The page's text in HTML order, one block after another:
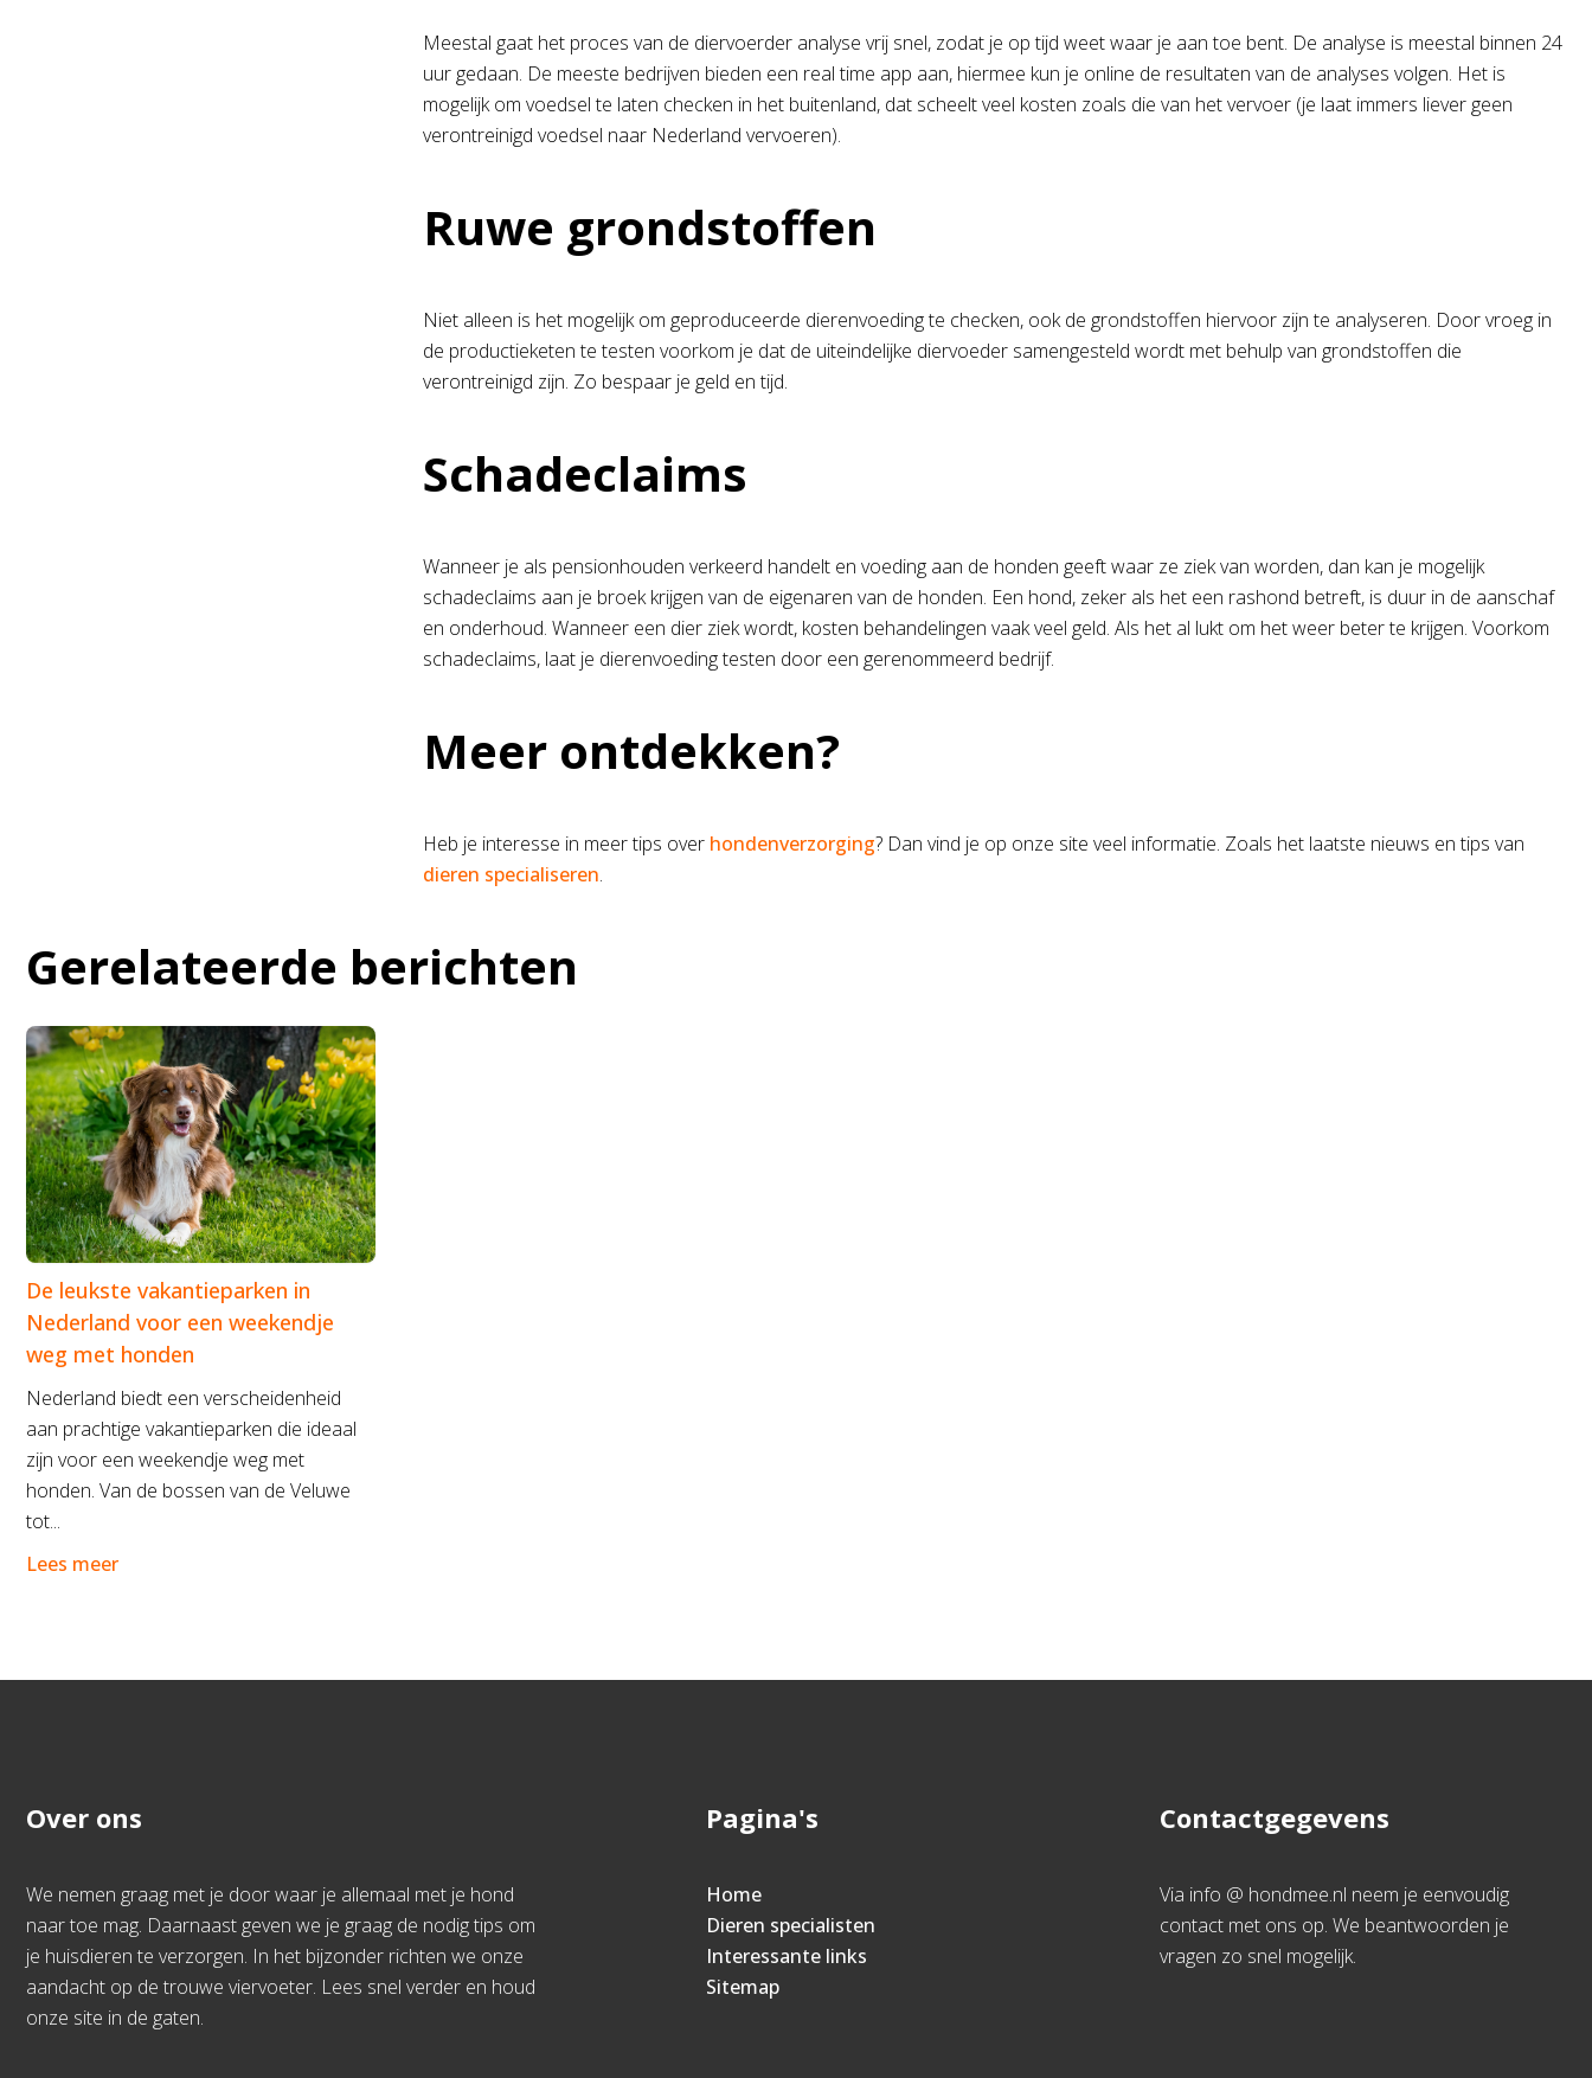
Meestal gaat het proces van de diervoerder analyse vrij snel, zodat je op tijd weet waar je aan toe bent. De analyse is meestal binnen 24
uur gedaan. De meeste bedrijven bieden een real time app aan, hiermee kun je online de resultaten van de analyses volgen. Het is
mogelijk om voedsel te laten checken in het buitenland, dat scheelt veel kosten zoals die van het vervoer (je laat immers liever geen
verontreinigd voedsel naar Nederland vervoeren).
Ruwe grondstoffen
Niet alleen is het mogelijk om geproduceerde dierenvoeding te checken, ook de grondstoffen hiervoor zijn te analyseren. Door vroeg in
de productieketen te testen voorkom je dat de uiteindelijke diervoeder samengesteld wordt met behulp van grondstoffen die
verontreinigd zijn. Zo bespaar je geld en tijd.
Schadeclaims
Wanneer je als pensionhouden verkeerd handelt en voeding aan de honden geeft waar ze ziek van worden, dan kan je mogelijk
schadeclaims aan je broek krijgen van de eigenaren van de honden. Een hond, zeker als het een rashond betreft, is duur in de aanschaf
en onderhoud. Wanneer een dier ziek wordt, kosten behandelingen vaak veel geld. Als het al lukt om het weer beter te krijgen. Voorkom
schadeclaims, laat je dierenvoeding testen door een gerenommeerd bedrijf.
Meer ontdekken?
Heb je interesse in meer tips over hondenverzorging? Dan vind je op onze site veel informatie. Zoals het laatste nieuws en tips van
dieren specialiseren.
Gerelateerde berichten
De leukste vakantieparken in
Nederland voor een weekendje
weg met honden
Nederland biedt een verscheidenheid
aan prachtige vakantieparken die ideaal
zijn voor een weekendje weg met
honden. Van de bossen van de Veluwe
tot...
Lees meer
Over ons
We nemen graag met je door waar je allemaal met je hond
naar toe mag. Daarnaast geven we je graag de nodig tips om
je huisdieren te verzorgen. In het bijzonder richten we onze
aandacht op de trouwe viervoeter. Lees snel verder en houd
onze site in de gaten.
Pagina's
Home
Dieren specialisten
Interessante links
Sitemap
Contactgegevens
Via info @ hondmee.nl neem je eenvoudig
contact met ons op. We beantwoorden je
vragen zo snel mogelijk.